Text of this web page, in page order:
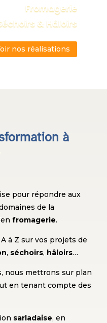
Fromagerie
& Hâloirs
nos réalisations
à
pour répondre aux
de la
fromagerie.
à Z sur vos projets de
, séchoirs, hâloirs…
nous mettrons sur plan
en tenant compte des
sarladaise, en